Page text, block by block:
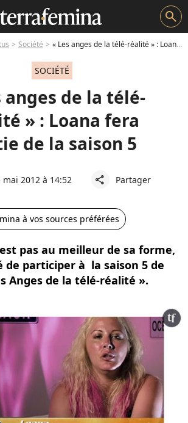
search
Société « Les anges de la télé-réalité » : Loana fera partie de la saison 5
SOCIÉTÉ
anges de la télé-
» : Loana fera
de la saison 5
2012 à 14:52 share Partager
à vos sources préférées
pas au meilleur de sa forme,
de participer à la saison 5 de
Anges de la télé-réalité ».